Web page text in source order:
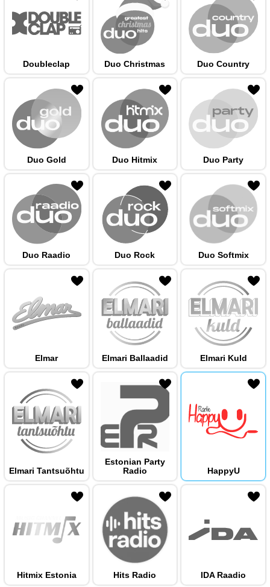
Doubleclap Duo Christmas Duo Country
Duo Gold Duo Hitmix Duo Party
Duo Raadio Duo Rock Duo Softmix
Elmar Elmari Ballaadid Elmari Kuld
Elmari Tantsuõhtu
Estonian Party
Radio
HappyU
Hitmix Estonia Hits Radio IDA Raadio